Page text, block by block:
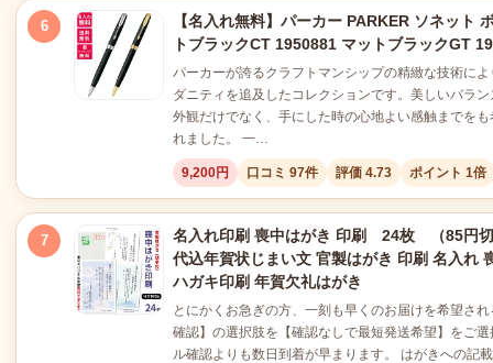
6
【名入れ無料】パーカー PARKER ソネット
トブラックCT 1950881 マットブラックGT
パーカーが誇るクラフトマンシップの精緻な技術に
ダニティを追及したコレクションです。美しいバラ
外観だけでなく、手にした時の心地よい感触までを
れました。 一…
9,200円 口コミ 97件 評価 4.73 ポイント 1倍
7
名入れ印刷 喪中はがき 印刷 24枚 （85円
代込年賀状じまい文 官製はがき 印刷 名入れ
ハガキ印刷 年賀欠礼はがき
とにかくお急ぎの方、一刻も早くのお届けを希望さ
確認】の選択肢を【確認なしで最短発送希望】をご
ル確認よりも数日到着が早まります。 はがきへの記